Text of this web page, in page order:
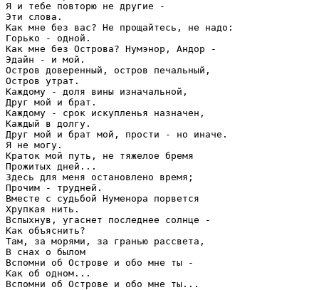
Я и тебе повторю не другие -
Эти слова.
Как мне без вас? Не прощайтесь, не надо:
Горько - одной.
Как мне без Острова? Нумэнор, Андор -
Эдайн - и мой.
Остров доверенный, остров печальный,
Остров утрат.
Каждому - доля вины изначальной,
Друг мой и брат.
Каждому - срок искупленья назначен,
Каждый в долгу.
Друг мой и брат мой, прости - но иначе.
Я не могу.
Краток мой путь, не тяжелое бремя
Прожитых дней...
Здесь для меня остановлено время;
Прочим - трудней.
Вместе с судьбой Нуменора порвется
Хрупкая нить.
Вспыхнув, угаснет последнее солнце -
Как объяснить?
Там, за морями, за гранью рассвета,
В снах о былом
Вспомни об Острове и обо мне ты -
Как об одном...
Вспомни об Острове и обо мне ты...